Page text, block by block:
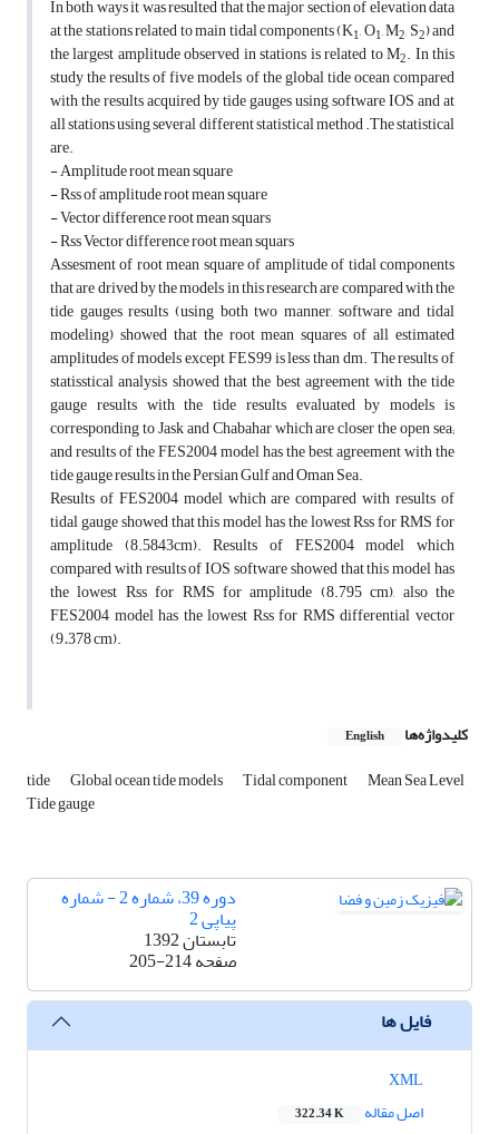
In both ways it was resulted that the major section of elevation data
at the stations related to main tidal components (K1, O1, M2, S2) and
the largest amplitude observed in stations is related to M2. In this
study the results of five models of the global tide ocean compared
with the results acquired by tide gauges using software IOS and at
all stations using several different statistical method .The statistical
are.
- Amplitude root mean square
- Rss of amplitude root mean square
- Vector difference root mean squars
- Rss Vector difference root mean squars
Assesment of root mean square of amplitude of tidal components
that are drived by the models in this research are compared with the
tide gauges results (using both two manner, software and tidal
modeling) showed that the root mean squares of all estimated
amplitudes of models except FES99 is less than dm. The results of
statisstical analysis showed that the best agreement with the tide
gauge results with the tide results evaluated by models is
corresponding to Jask and Chabahar which are closer the open sea;
and results of the FES2004 model has the best agreement with the
tide gauge results in the Persian Gulf and Oman Sea.
Results of FES2004 model which are compared with results of
tidal gauge showed that this model has the lowest Rss for RMS for
amplitude (8.5843cm). Results of FES2004 model which
compared with results of IOS software showed that this model has
the lowest Rss for RMS for amplitude (8.795 cm), also the
FES2004 model has the lowest Rss for RMS differential vector
(9.378 cm).
کلیدواژه‌ها English
tide Global ocean tide models Tidal component Mean Sea Level
Tide gauge
دوره 39، شماره 2 - شماره
پیاپی 2
تابستان 1392
صفحه205-214
فایل ها
اصل مقاله
322.34 K